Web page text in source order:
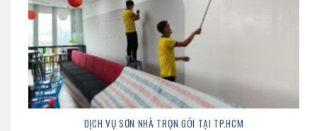
DỊCH VỤ SƠN NHÀ TRỌN GÓI TẠI TP.HCM